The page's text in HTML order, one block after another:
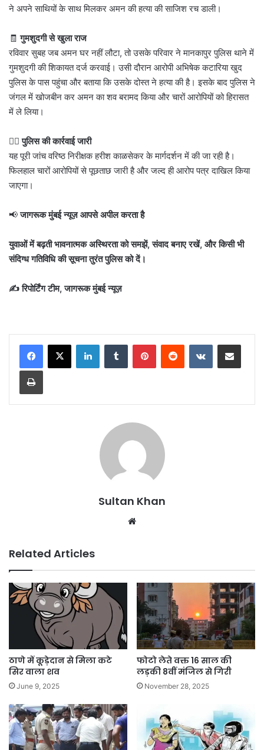
ने अपने साथियों के साथ मिलकर अमन की हत्या की साजिश रच डाली।
🧾गुमशुदगी से खुला राज
रविवार सुबह जब अमन घर नहीं लौटा, तो उसके परिवार ने मानकापुर पुलिस थाने में
गुमशुदगी की शिकायत दर्ज करवाई। उसी दौरान आरोपी अभिषेक कटारिया खुद
पुलिस के पास पहुंचा और बताया कि उसके दोस्त ने हत्या की है। इसके बाद पुलिस ने
जंगल में खोजबीन कर अमन का शव बरामद किया और चारों आरोपियों को हिरासत
में ले लिया।
👮‍♂️पुलिस की कार्रवाई जारी
यह पूरी जांच वरिष्ठ निरीक्षक हरीश काळसेकर के मार्गदर्शन में की जा रही है।
फिलहाल चारों आरोपियों से पूछताछ जारी है और जल्द ही आरोप पत्र दाखिल किया
जाएगा।
📢जागरूक मुंबई न्यूज़ आपसे अपील करता है
युवाओं में बढ़ती भावनात्मक अस्थिरता को समझें, संवाद बनाए रखें, और किसी भी
संदिग्ध गतिविधि की सूचना तुरंत पुलिस को दें।
✍️ रिपोर्टिंग टीम, जागरूक मुंबई न्यूज़
Sultan Khan
Related Articles
ठाणे में कूड़ेदान से मिला कटे
सिर वाला शव
June 9, 2025
फोटो लेते वक्त 16 साल की
लड़की 8वीं मंजिल से गिरी
November 28, 2025